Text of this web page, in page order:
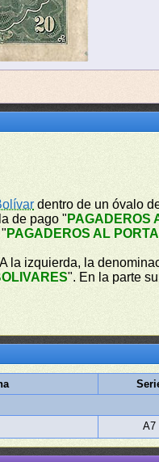
dentro de un óvalo
de pago " PAGADEROS
PAGADEROS AL
la izquierda, la
". En la parte
A7